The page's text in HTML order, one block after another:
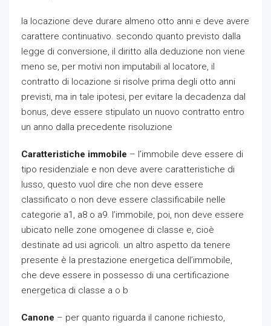
la locazione deve durare almeno otto anni e deve avere
carattere continuativo. secondo quanto previsto dalla
legge di conversione, il diritto alla deduzione non viene
meno se, per motivi non imputabili al locatore, il
contratto di locazione si risolve prima degli otto anni
previsti, ma in tale ipotesi, per evitare la decadenza dal
bonus, deve essere stipulato un nuovo contratto entro
un anno dalla precedente risoluzione
Caratteristiche immobile – l’immobile deve essere di
tipo residenziale e non deve avere caratteristiche di
lusso, questo vuol dire che non deve essere
classificato o non deve essere classificabile nelle
categorie a1, a8 o a9. l’immobile, poi, non deve essere
ubicato nelle zone omogenee di classe e, cioè
destinate ad usi agricoli. un altro aspetto da tenere
presente è la prestazione energetica dell’immobile,
che deve essere in possesso di una certificazione
energetica di classe a o b
Canone – per quanto riguarda il canone richiesto,